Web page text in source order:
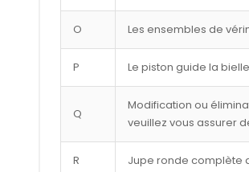
O Les ensembles de
P Le piston guide la
Q
Modification ou
veuillez vous assurer
R Jupe ronde complète